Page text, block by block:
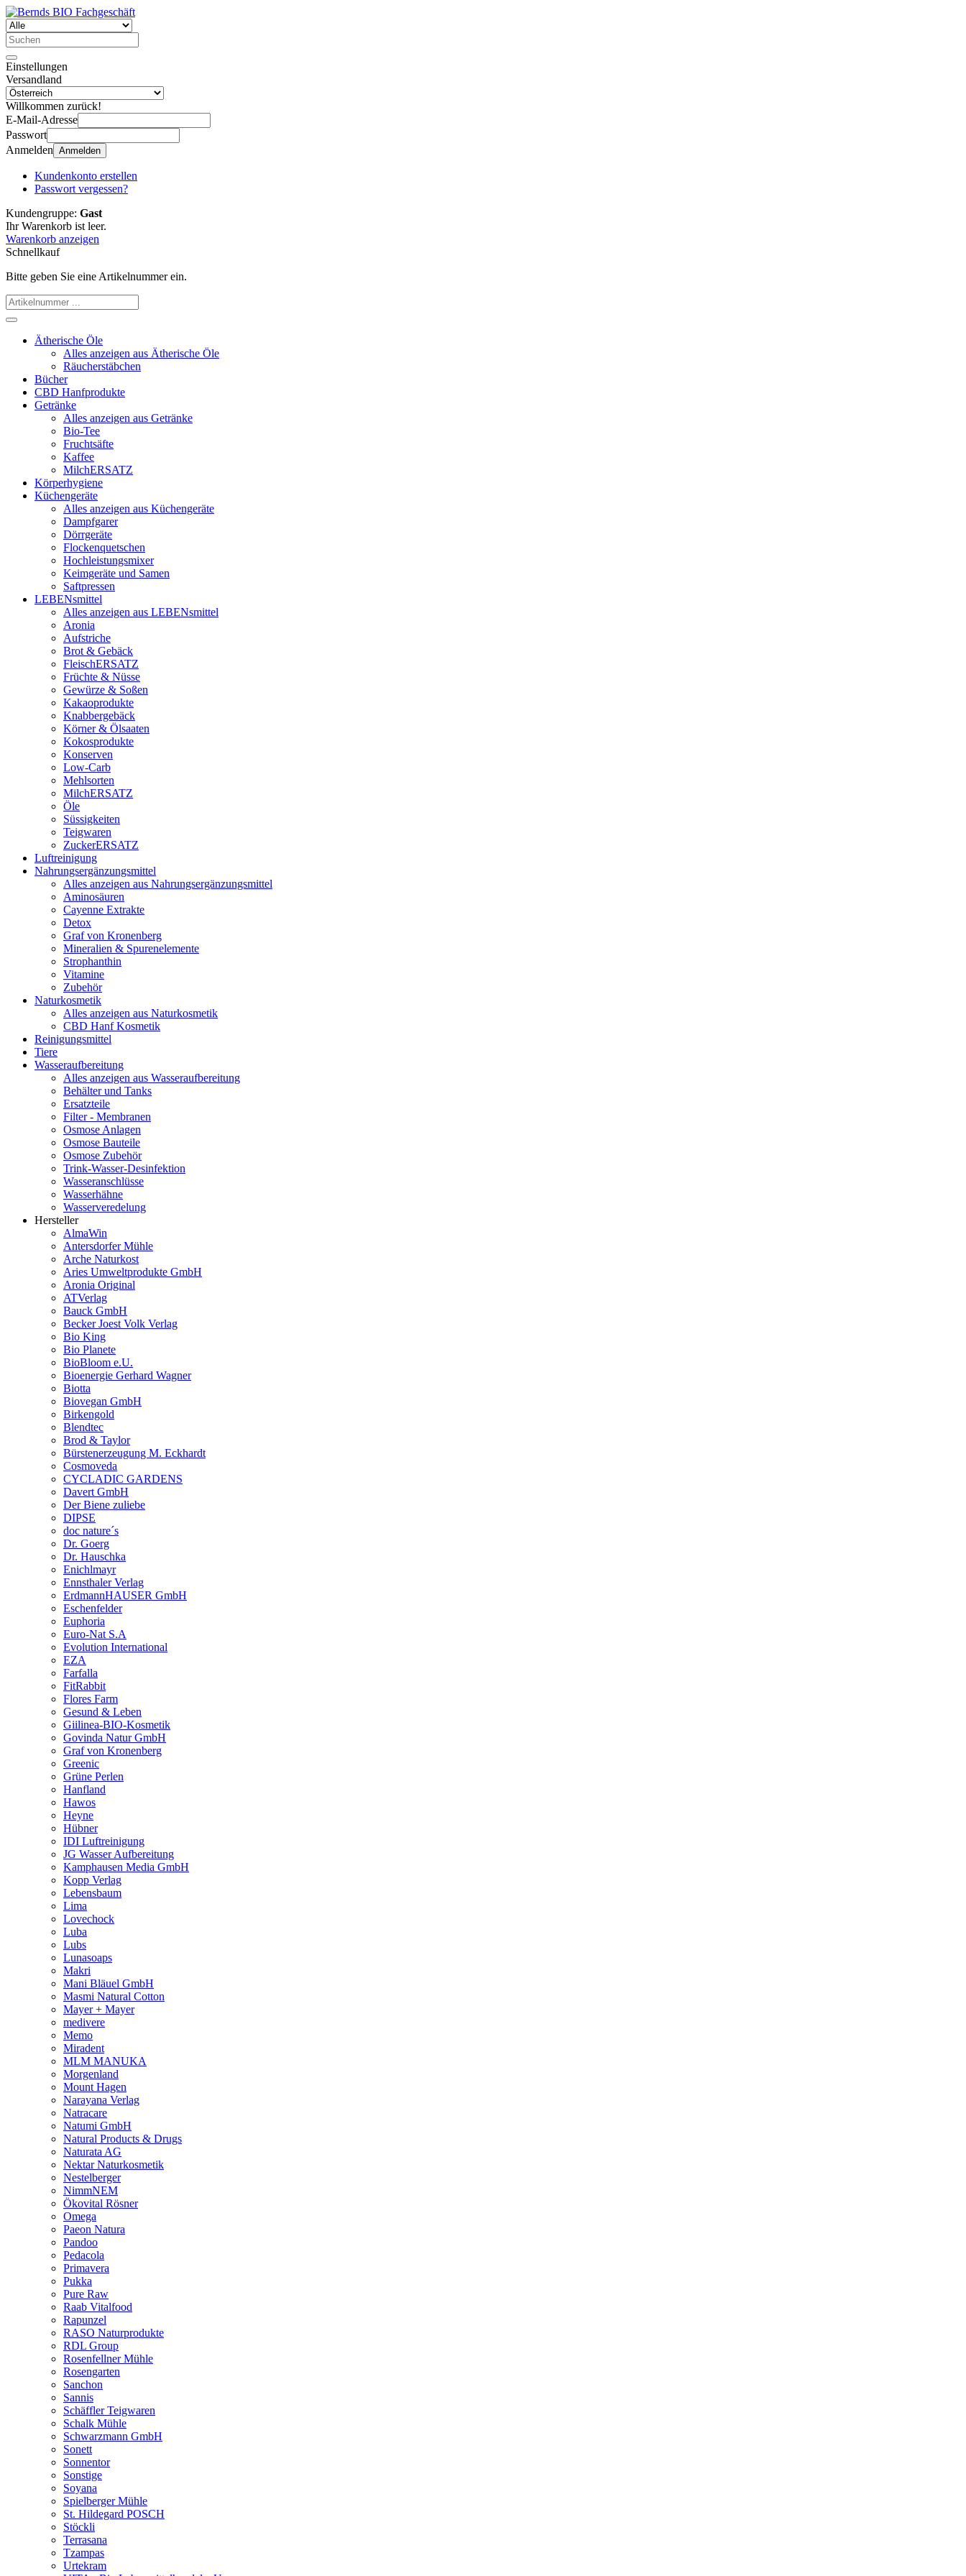
Einstellungen
Versandland
Willkommen zurück!
E-Mail-Adresse
Passwort
Anmelden Anmelden
Kundenkonto erstellen
Passwort vergessen?
Kundengruppe: Gast
Ihr Warenkorb ist leer.
Warenkorb anzeigen
Schnellkauf
Bitte geben Sie eine Artikelnummer ein.
Ätherische Öle
Alles anzeigen aus Ätherische Öle
Räucherstäbchen
Bücher
CBD Hanfprodukte
Getränke
Alles anzeigen aus Getränke
Bio-Tee
Fruchtsäfte
Kaffee
MilchERSATZ
Körperhygiene
Küchengeräte
Alles anzeigen aus Küchengeräte
Dampfgarer
Dörrgeräte
Flockenquetschen
Hochleistungsmixer
Keimgeräte und Samen
Saftpressen
LEBENsmittel
Alles anzeigen aus LEBENsmittel
Aronia
Aufstriche
Brot & Gebäck
FleischERSATZ
Früchte & Nüsse
Gewürze & Soßen
Kakaoprodukte
Knabbergebäck
Körner & Ölsaaten
Kokosprodukte
Konserven
Low-Carb
Mehlsorten
MilchERSATZ
Öle
Süssigkeiten
Teigwaren
ZuckerERSATZ
Luftreinigung
Nahrungsergänzungsmittel
Alles anzeigen aus Nahrungsergänzungsmittel
Aminosäuren
Cayenne Extrakte
Detox
Graf von Kronenberg
Mineralien & Spurenelemente
Strophanthin
Vitamine
Zubehör
Naturkosmetik
Alles anzeigen aus Naturkosmetik
CBD Hanf Kosmetik
Reinigungsmittel
Tiere
Wasseraufbereitung
Alles anzeigen aus Wasseraufbereitung
Behälter und Tanks
Ersatzteile
Filter - Membranen
Osmose Anlagen
Osmose Bauteile
Osmose Zubehör
Trink-Wasser-Desinfektion
Wasseranschlüsse
Wasserhähne
Wasserveredelung
Hersteller
AlmaWin
Antersdorfer Mühle
Arche Naturkost
Aries Umweltprodukte GmbH
Aronia Original
ATVerlag
Bauck GmbH
Becker Joest Volk Verlag
Bio King
Bio Planete
BioBloom e.U.
Bioenergie Gerhard Wagner
Biotta
Biovegan GmbH
Birkengold
Blendtec
Brod & Taylor
Bürstenerzeugung M. Eckhardt
Cosmoveda
CYCLADIC GARDENS
Davert GmbH
Der Biene zuliebe
DIPSE
doc nature´s
Dr. Goerg
Dr. Hauschka
Enichlmayr
Ennsthaler Verlag
ErdmannHAUSER GmbH
Eschenfelder
Euphoria
Euro-Nat S.A
Evolution International
EZA
Farfalla
FitRabbit
Flores Farm
Gesund & Leben
Giilinea-BIO-Kosmetik
Govinda Natur GmbH
Graf von Kronenberg
Greenic
Grüne Perlen
Hanfland
Hawos
Heyne
Hübner
IDI Luftreinigung
JG Wasser Aufbereitung
Kamphausen Media GmbH
Kopp Verlag
Lebensbaum
Lima
Lovechock
Luba
Lubs
Lunasoaps
Makri
Mani Bläuel GmbH
Masmi Natural Cotton
Mayer + Mayer
medivere
Memo
Miradent
MLM MANUKA
Morgenland
Mount Hagen
Narayana Verlag
Natracare
Natumi GmbH
Natural Products & Drugs
Naturata AG
Nektar Naturkosmetik
Nestelberger
NimmNEM
Ökovital Rösner
Omega
Paeon Natura
Pandoo
Pedacola
Primavera
Pukka
Pure Raw
Raab Vitalfood
Rapunzel
RASO Naturprodukte
RDL Group
Rosenfellner Mühle
Rosengarten
Sanchon
Sannis
Schäffler Teigwaren
Schalk Mühle
Schwarzmann GmbH
Sonett
Sonnentor
Sonstige
Soyana
Spielberger Mühle
St. Hildegard POSCH
Stöckli
Terrasana
Tzampas
Urtekram